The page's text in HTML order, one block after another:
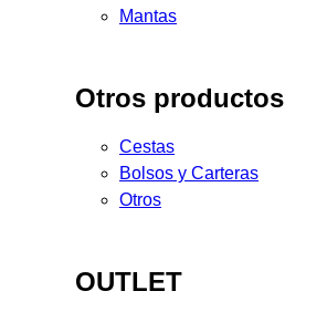
Mantas
Otros productos
Cestas
Bolsos y Carteras
Otros
OUTLET